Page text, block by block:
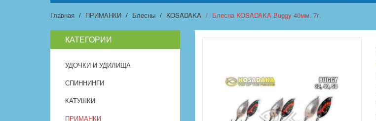
Главная ПРИМАНКИ Блесны KOSADAKA Блесна KOSADAKA Buggy 40мм. 7г.
КАТЕГОРИИ
УДОЧКИ И УДИЛИЩА
СПИННИНГИ
КАТУШКИ
ПРИМАНКИ